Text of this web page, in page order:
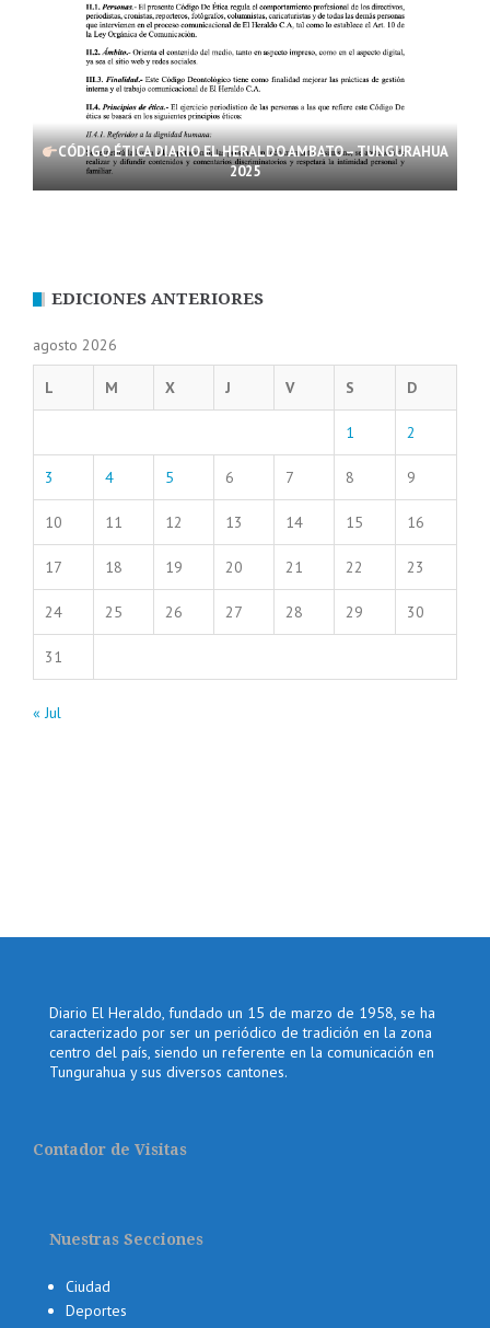
CÓDIGO ÉTICA DIARIO EL HERALDO AMBATO – TUNGURAHUA
2025
EDICIONES ANTERIORES
agosto 2026
L M X J V S D
1 2
3 4 5 6 7 8 9
10 11 12 13 14 15 16
17 18 19 20 21 22 23
24 25 26 27 28 29 30
31
« Jul
Diario El Heraldo, fundado un 15 de marzo de 1958, se ha
caracterizado por ser un periódico de tradición en la zona
centro del país, siendo un referente en la comunicación en
Tungurahua y sus diversos cantones.
Contador de Visitas
Nuestras Secciones
Ciudad
Deportes